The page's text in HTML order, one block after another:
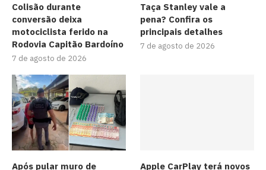
Colisão durante
conversão deixa
motociclista ferido na
Rodovia Capitão Bardoíno
7 de agosto de 2026
Taça Stanley vale a
pena? Confira os
principais detalhes
7 de agosto de 2026
Após pular muro de Apple CarPlay terá novos